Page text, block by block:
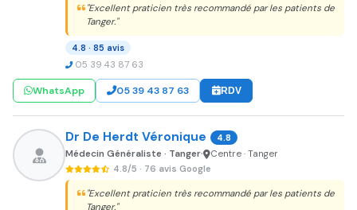
"Excellent praticien très recommandé par les patients de
Tanger."
4.8 · 85 avis
05 39 43 87 63
WhatsApp 05 39 43 87 63 RDV
Dr De Herdt Véronique 4.8
Médecin Généraliste · Tanger•
Centre · Tanger
4.8/5 · 76 avis Google
"Excellent praticien très recommandé par les patients de
Tanger."